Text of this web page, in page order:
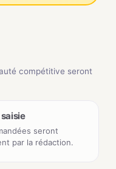
compétitive seront
seront
par la rédaction.